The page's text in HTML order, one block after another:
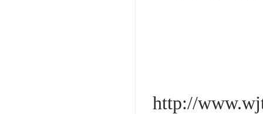
http://